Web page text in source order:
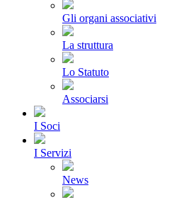
Gli organi associativi
La struttura
Lo Statuto
Associarsi
I Soci
I Servizi
News